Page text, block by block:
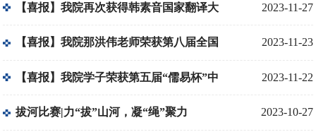
2023-11-27
【喜报】我院再次获得韩素音国家翻译大
赛最佳组织奖 2023-11-23
【喜报】我院那洪伟老师荣获第八届全国
高等院校英语教师教学基本功大赛国家级
二等奖
2023-11-22
【喜报】我院学子荣获第五届“儒易杯”中
华文化国际翻译大赛多个奖项 2023-10-27
拔河比赛|力“拔”山河，凝“绳”聚力